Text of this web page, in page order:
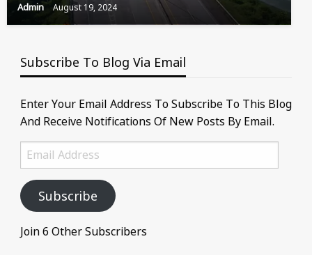
Admin August 19, 2024
Subscribe To Blog Via Email
Enter Your Email Address To Subscribe To This Blog
And Receive Notifications Of New Posts By Email.
Email
Address
Subscribe
Join 6 Other Subscribers